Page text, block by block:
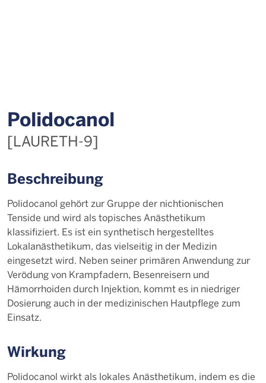
Polidocanol
[LAURETH-9]
Beschreibung
Polidocanol gehört zur Gruppe der nichtionischen
Tenside und wird als topisches Anästhetikum
klassifiziert. Es ist ein synthetisch hergestelltes
Lokalanästhetikum, das vielseitig in der Medizin
eingesetzt wird. Neben seiner primären Anwendung zur
Verödung von Krampfadern, Besenreisern und
Hämorrhoiden durch Injektion, kommt es in niedriger
Dosierung auch in der medizinischen Hautpflege zum
Einsatz.
Wirkung
Polidocanol wirkt als lokales Anästhetikum, indem es die